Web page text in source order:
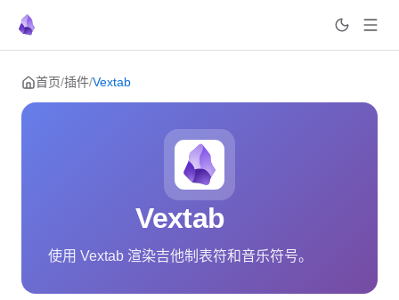
Skip to content
首页/插件/Vextab
Vextab
使用 Vextab 渲染吉他制表符和音乐符号。